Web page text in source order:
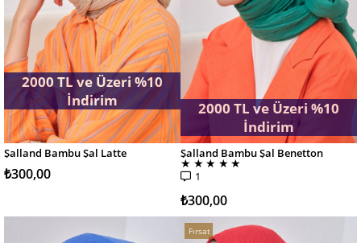
SEPETE EKLE
Şalland Bambu Şal Latte
2000 TL ve Üzeri %10
İndirim
₺300,00
SEPETE EKLE
Şalland Bambu Şal Benetton
★ ★ ★ ★ ★
1
2000 TL ve Üzeri %10
İndirim
₺300,00
Fırsat